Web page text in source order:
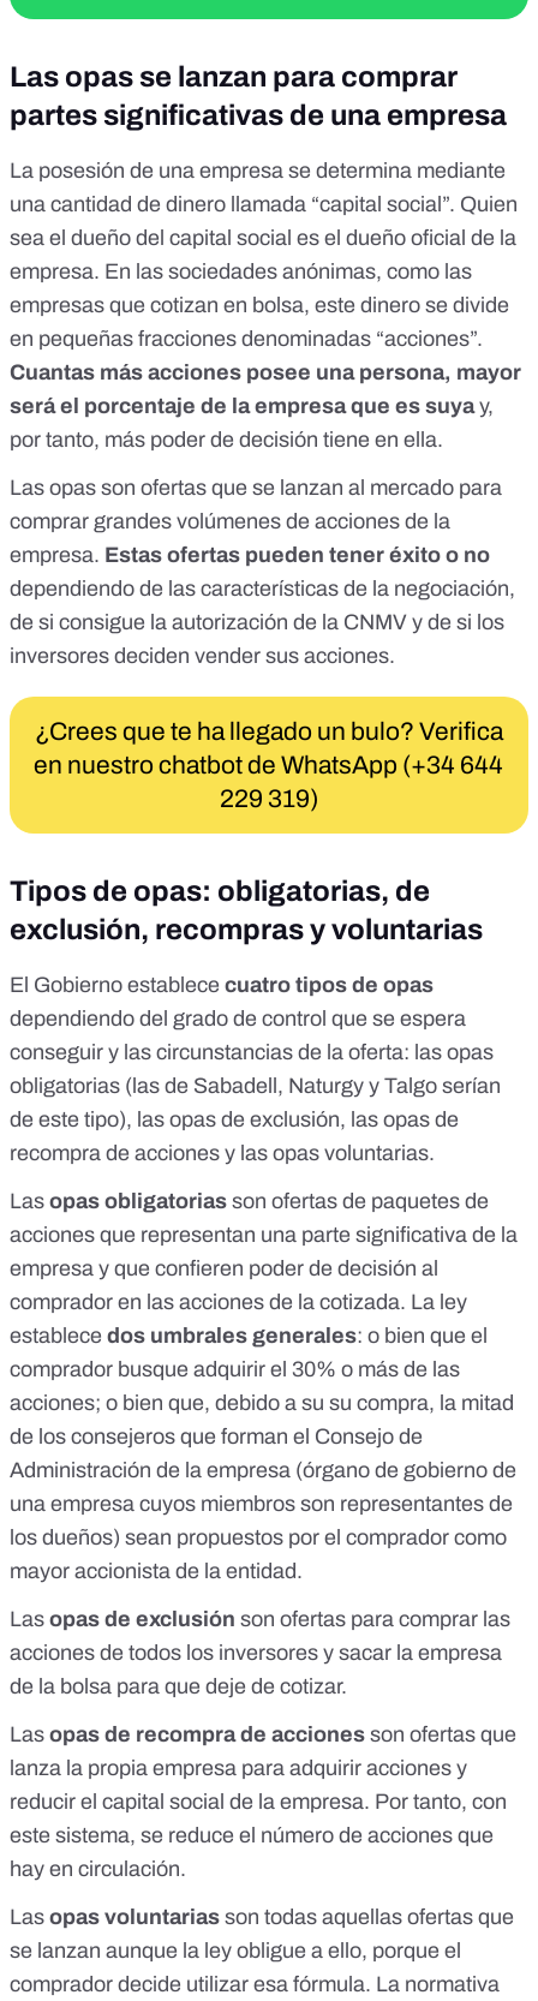
Las opas se lanzan para comprar
partes significativas de una empresa
La posesión de una empresa se determina mediante
una cantidad de dinero llamada “capital social ”. Quien
sea el dueño del capital social es el dueño oficial de la
empresa. En las sociedades anónimas, como las
empresas que cotizan en bolsa, este dinero se divide
en pequeñas fracciones denominadas “acciones”.
Cuantas más acciones posee una persona, mayor
será el porcentaje de la empresa que es suyay,
por tanto, más poder de decisión tiene en ella.
Las opas son ofertas que se lanzan al mercado para
comprar grandes volúmenes de acciones de la
empresa. Estas ofertas pueden tener éxito o no
dependiendo de las características de la negociación,
de si consigue la autorización de la CNMV y de si los
inversores deciden vender sus acciones.
¿Crees que te ha llegado un bulo? Verifica
en nuestro chatbot de WhatsApp (+34 644
229 319)
Tipos de opas: obligatorias, de
exclusión, recompras y voluntarias
El Gobierno establece cuatro tipos de opas
dependiendo del grado de control que se espera
conseguir y las circunstancias de la oferta: las opas
obligatorias (las de Sabadell, Naturgy y Talgo serían
de este tipo), las opas de exclusión, las opas de
recompra de acciones y las opas voluntarias.
Las opas obligatorias son ofertas de paquetes de
acciones que representan una parte significativa de la
empresa y que confieren poder de decisión al
comprador en las acciones de la cotizada. La ley
establece dos umbrales generales: o bien que el
comprador busque adquirir el 30% o más de las
acciones; o bien que, debido a su su compra, la mitad
de los consejeros que forman el Consejo de
Administración de la empresa (órgano de gobierno de
una empresa cuyos miembros son representantes de
los dueños) sean propuestos por el comprador como
mayor accionista de la entidad.
Las opas de exclusión son ofertas para comprar las
acciones de todos los inversores y sacar la empresa
de la bolsa para que deje de cotizar.
Las opas de recompra de acciones son ofertas que
lanza la propia empresa para adquirir acciones y
reducir el capital social de la empresa. Por tanto, con
este sistema, se reduce el número de acciones que
hay en circulación.
Las opas voluntarias son todas aquellas ofertas que
se lanzan aunque la ley obligue a ello, porque el
comprador decide utilizar esa fórmula. La normativa